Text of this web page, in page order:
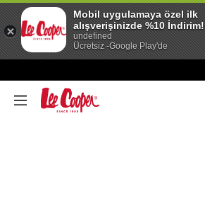
Mobil uygulamaya özel ilk
alışverişinizde %10 İndirim!
undefined
Ücretsiz -Google Play'de